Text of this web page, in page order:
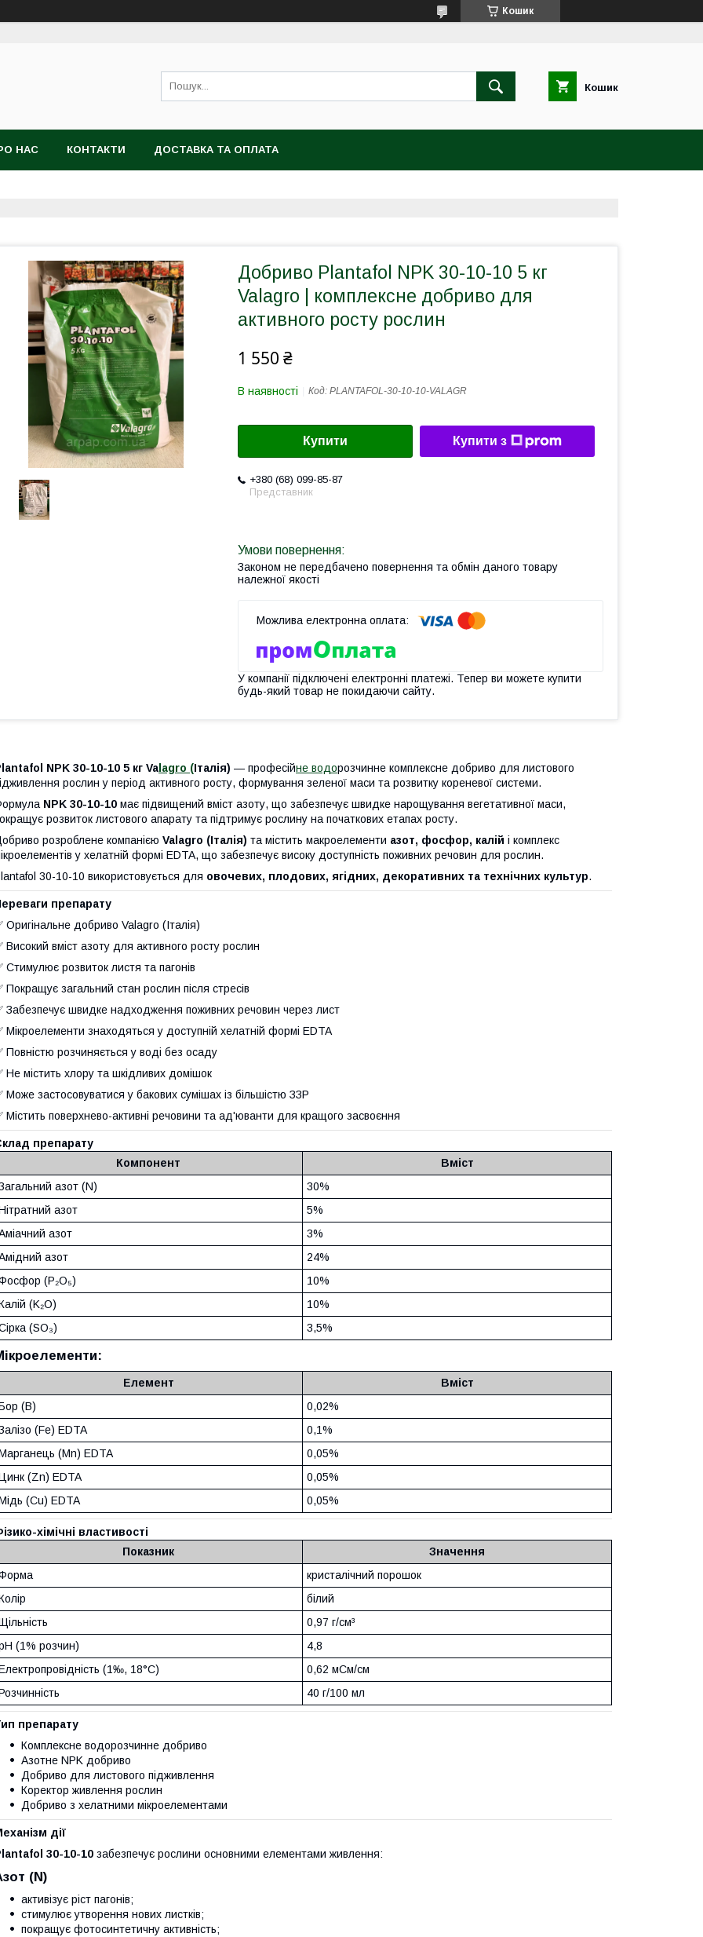
Кошик
Кошик
НАС КОНТАКТИ ДОСТАВКА ТА ОПЛАТА
Добриво Plantafol NPK 30-10-10 5 кг
Valagro | комплексне добриво для
активного росту рослин
1 550 ₴
В наявності Код: PLANTAFOL-30-10-10-VALAGR
Купити Купити з
+380 (68) 099-85-87
Представник
Законом не передбачено повернення та обмін даного товару
належної якості
У компанії підключені електронні платежі. Тепер ви можете купити
будь-який товар не покидаючи сайту.
NPK 30-10-10 5 кг Va lagro (Італія) — професійне водорозчинне комплексне добриво для листового
рослин у період активного росту, формування зеленої маси та розвитку кореневої системи.
NPK 30-10-10 має підвищений вміст азоту, що забезпечує швидке нарощування вегетативної маси,
розвиток листового апарату та підтримує рослину на початкових етапах росту.
розроблене компанією Valagro (Італія) та містить макроелементи азот, фосфор, калій і комплекс
у хелатній формі EDTA, що забезпечує високу доступність поживних речовин для рослин.
30-10-10 використовується для овочевих, плодових, ягідних, декоративних та технічних культур.
препарату
Оригінальне добриво Valagro (Італія)
Високий вміст азоту для активного росту рослин
Стимулює розвиток листя та пагонів
Покращує загальний стан рослин після стресів
Забезпечує швидке надходження поживних речовин через лист
Мікроелементи знаходяться у доступній хелатній формі EDTA
Повністю розчиняється у воді без осаду
Не містить хлору та шкідливих домішок
Може застосовуватися у бакових сумішах із більшістю ЗЗР
Містить поверхнево-активні речовини та ад'юванти для кращого засвоєння
препарату
Компонент
Вміст
азот (N)
30%
азот
5%
азот
3%
азот
24%
(P₂O₅)
10%
(K₂O)
10%
(SO₃)
3,5%
Елемент
Вміст
(B)
0,02%
(Fe) EDTA
0,1%
(Mn) EDTA
0,05%
(Zn) EDTA
0,05%
(Cu) EDTA
0,05%
хімічні властивості
Показник
Значення
кристалічний порошок
білий
0,97 г/см³
(1% розчин)
4,8
(1‰, 18°C)
0,62 мСм/см
40 г/100 мл
препарату
Комплексне водорозчинне добриво
Азотне NPK добриво
Добриво для листового підживлення
Коректор живлення рослин
Добриво з хелатними мікроелементами
дії
30-10-10 забезпечує рослини основними елементами живлення:
(N)
активізує ріст пагонів;
стимулює утворення нових листків;
покращує фотосинтетичну активність;